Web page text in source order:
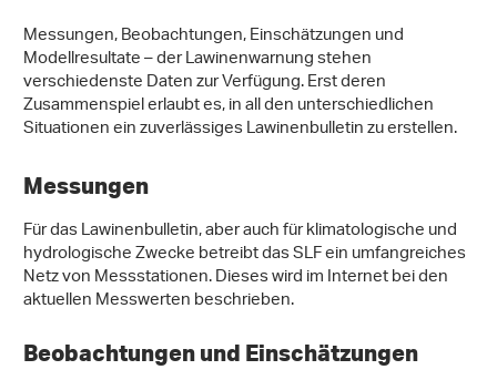
Messungen, Beobachtungen, Einschätzungen und
Modellresultate – der Lawinenwarnung stehen
verschiedenste Daten zur Verfügung. Erst deren
Zusammenspiel erlaubt es, in all den unterschiedlichen
Situationen ein zuverlässiges Lawinenbulletin zu erstellen.
Messungen
Für das Lawinenbulletin, aber auch für klimatologische und
hydrologische Zwecke betreibt das SLF ein umfangreiches
Netz von Messstationen. Dieses wird im Internet bei den
aktuellen Messwerten beschrieben.
Beobachtungen und Einschätzungen